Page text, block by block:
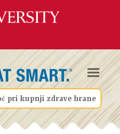
pri kupnji zdrave hrane